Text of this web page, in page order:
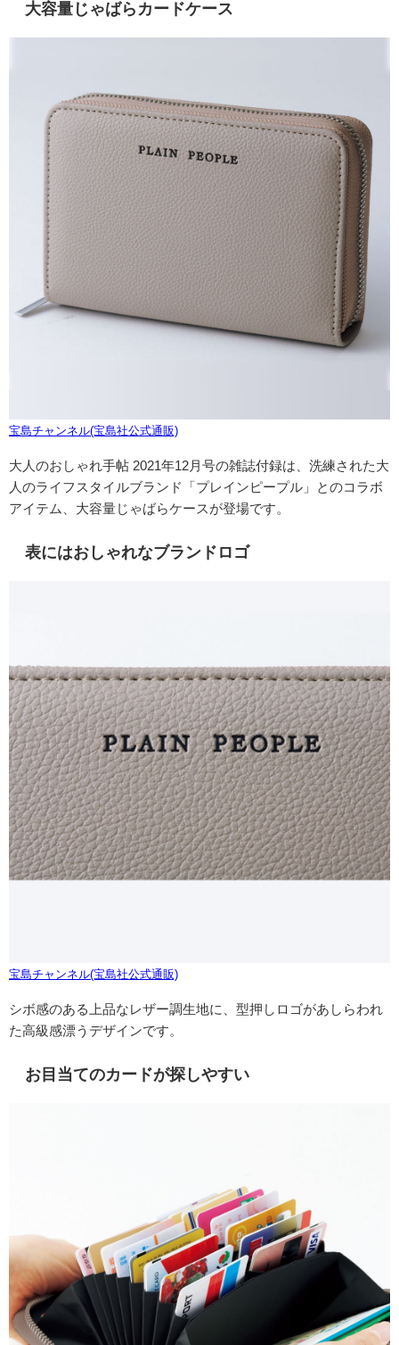
大容量じゃばらカードケース
宝島チャンネル(宝島社公式通販)
大人のおしゃれ手帖 2021年12月号の雑誌付録は、洗練された大
人のライフスタイルブランド「プレインピープル」とのコラボ
アイテム、大容量じゃばらケースが登場です。
表にはおしゃれなブランドロゴ
宝島チャンネル(宝島社公式通販)
シボ感のある上品なレザー調生地に、型押しロゴがあしらわれ
た高級感漂うデザインです。
お目当てのカードが探しやすい